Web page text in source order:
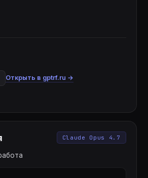
Открыть в gptrf.ru →
Claude Opus 4.7